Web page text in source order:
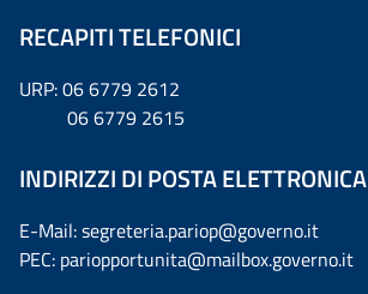
RECAPITI TELEFONICI
URP: 06 6779 2612
06 6779 2615
INDIRIZZI DI POSTA ELETTRONICA
E-Mail: segreteria.pariop@governo.it
PEC: pariopportunita@mailbox.governo.it